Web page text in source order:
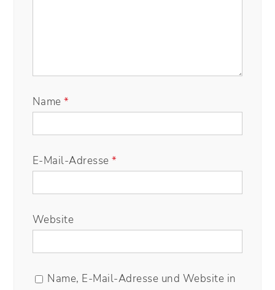
Name*
E-Mail-Adresse*
Website
Name, E-Mail-Adresse und Website in